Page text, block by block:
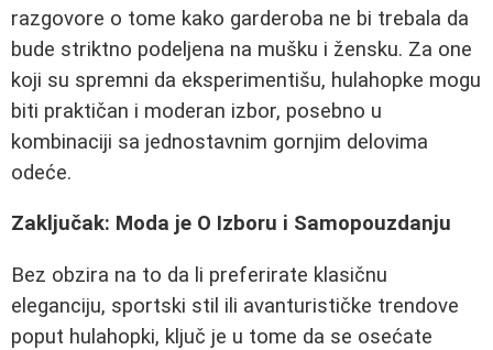
razgovore o tome kako garderoba ne bi trebala da
bude striktno podeljena na mušku i žensku. Za one
koji su spremni da eksperimentišu, hulahopke mogu
biti praktičan i moderan izbor, posebno u
kombinaciji sa jednostavnim gornjim delovima
odeće.
Zaključak: Moda je O Izboru i Samopouzdanju
Bez obzira na to da li preferirate klasičnu
eleganciju, sportski stil ili avanturističke trendove
poput hulahopki, ključ je u tome da se osećate